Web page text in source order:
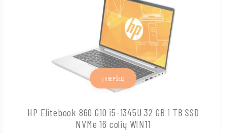
HP Elitebook 860 G10 i5-1345U 32 GB 1 TB SSD
NVMe 16 colių WIN11
Į KREPŠELĮ